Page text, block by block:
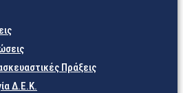
Πράξεις
Δ.Ε.Κ.